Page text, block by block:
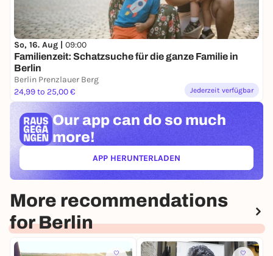
So, 16. Aug | 09:00
Familienzeit: Schatzsuche für die ganze Familie in
Berlin
Berlin Prenzlauer Berg
24,99 to 25,00 €
Jederzeit verfügbar
Our app can do so much
more!
APP HERUNTERLADEN(ÖFFNET IN NEUEM TAB)
More recommendations
for Berlin